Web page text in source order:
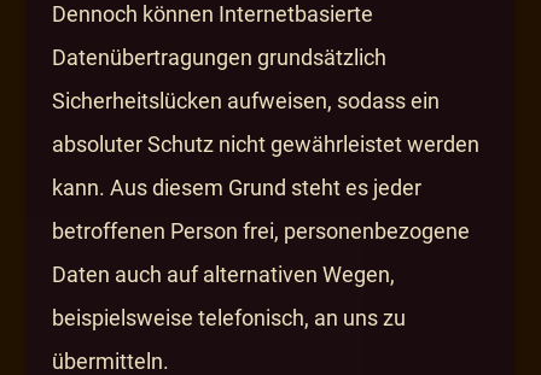
Dennoch können Internetbasierte
Datenübertragungen grundsätzlich
Sicherheitslücken aufweisen, sodass ein
absoluter Schutz nicht gewährleistet werden
kann. Aus diesem Grund steht es jeder
betroffenen Person frei, personenbezogene
Daten auch auf alternativen Wegen,
beispielsweise telefonisch, an uns zu
übermitteln.